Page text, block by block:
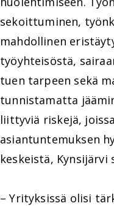
sekoittuminen,
mahdollinen
työyhteisöstä,
tuen tarpeen sekä
tunnistamatta
liittyviä riskejä,
asiantuntemuksen
keskeistä, Kynsijärvi
– Yrityksissä olisi